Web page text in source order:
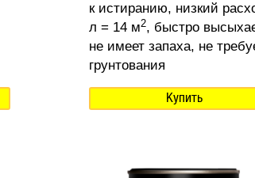
к истиранию, низкий
л = 14 м2, быстро
не имеет запаха, не
грунтования
Купить